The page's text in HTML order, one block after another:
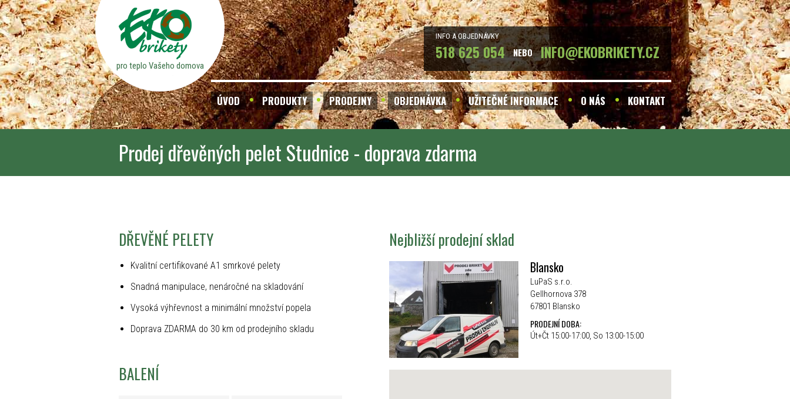
pro teplo Vašeho domova
INFO A OBJEDNÁVKY
518 625 054 NEBO INFO@EKOBRIKETY.CZ
ÚVOD PRODUKTY PRODEJNY OBJEDNÁVKA UŽITEČNÉ INFORMACE O NÁS KONTAKT
Prodej dřevěných pelet Studnice - doprava zdarma
DŘEVĚNÉ PELETY
Kvalitní certifikované A1 smrkové pelety
Snadná manipulace, nenáročné na skladování
Vysoká výhřevnost a minimální množství popela
Doprava ZDARMA do 30 km od prodejního skladu
BALENÍ
Nejbližší prodejní sklad
Blansko
LuPaS s.r.o.
Gellhornova 378
67801 Blansko
PRODEJNÍ DOBA:
Út+Čt 15:00-17:00, So 13:00-15:00